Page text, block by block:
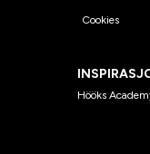
Cookies
Hööks